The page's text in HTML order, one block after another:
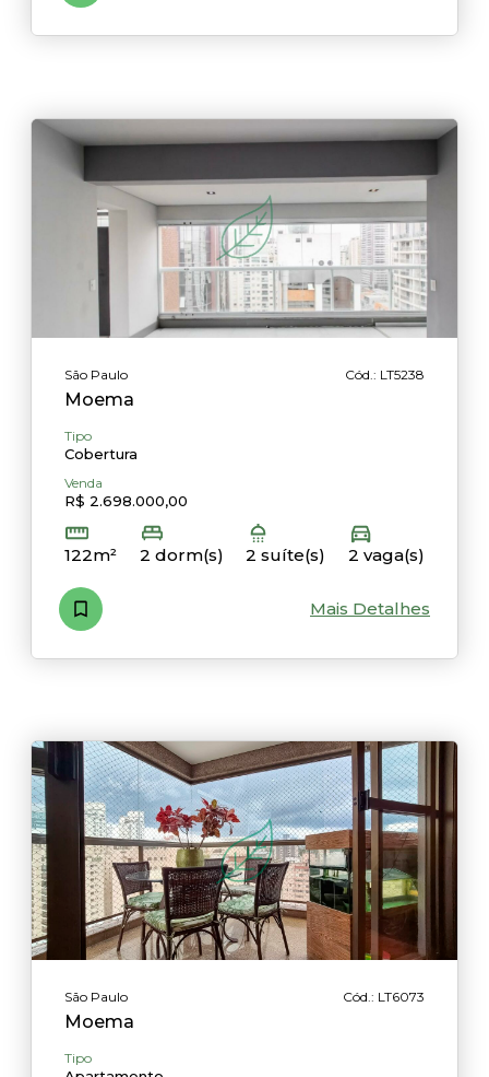
São Paulo Cód.: LT5238
Moema
Tipo
Cobertura
Venda
R$ 2.698.000,00
122m² 2 dorm(s) 2 suíte(s) 2 vaga(s)
Mais Detalhes
São Paulo Cód.: LT6073
Moema
Tipo